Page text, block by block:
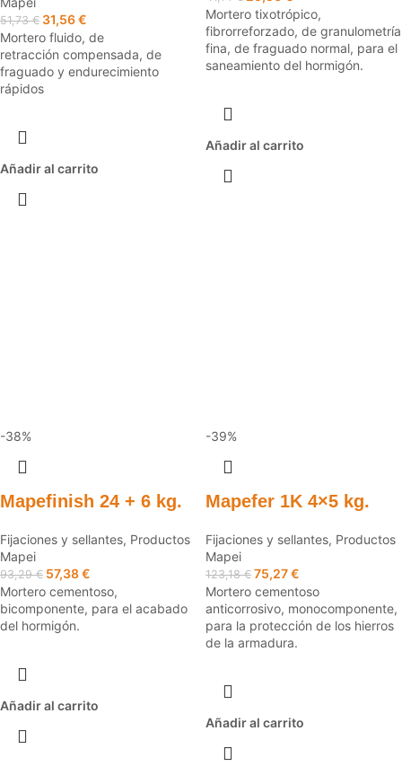
51,73€ 31,56€
Mortero fluido, de
retracción compensada, de
fraguado y endurecimiento
rápidos
Añadir al carrito
Mortero tixotrópico,
fibrorreforzado, de granulometría
fina, de fraguado normal, para el
saneamiento del hormigón.
Añadir al carrito
-38%
Mapefinish 24 + 6 kg.
Fijaciones y sellantes, Productos
Mapei
93,29€ 57,38€
Mortero cementoso,
bicomponente, para el acabado
del hormigón.
Añadir al carrito
-39%
Mapefer 1K 4×5 kg.
Fijaciones y sellantes, Productos
Mapei
123,18€ 75,27€
Mortero cementoso
anticorrosivo, monocomponente,
para la protección de los hierros
de la armadura.
Añadir al carrito